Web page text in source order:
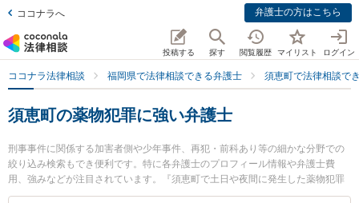
ココナラへ 弁護士の方はこちら
投稿する 探す 閲覧履歴 マイリスト ログイン
ココナラ法律相談 福岡県で法律相談できる弁護士 須恵町で法律相談で
須恵町の薬物犯罪に強い弁護士
刑事事件に関係する加害者側や少年事件、再犯・前科あり等の細かな分野での
絞り込み検索もでき便利です。特に各弁護士のプロフィール情報や弁護士費
用、強みなどが注目されています。『須恵町で土日や夜間に発生した薬物犯罪
のトラブルを今すぐに弁護士に相談したい』『薬物犯罪のトラブル解決の実績